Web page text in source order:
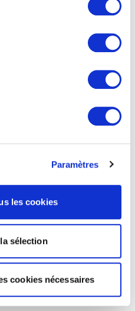
Paramètres
les cookies
sélection
cookies nécessaires